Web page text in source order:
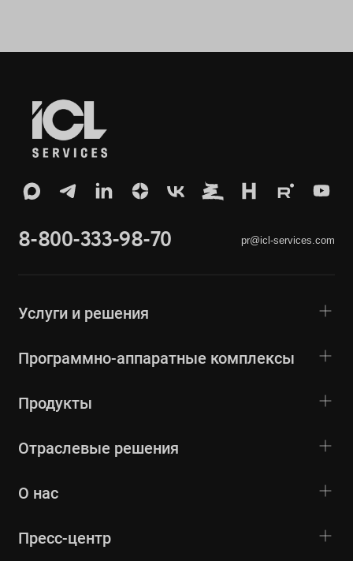
8-800-333-98-70 pr@icl-services.com
Услуги и решения
Программно-аппаратные комплексы
Продукты
Отраслевые решения
О нас
Пресс-центр